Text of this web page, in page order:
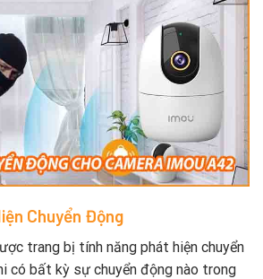
Chuyển Động
trang bị tính năng phát hiện chuyển
có bất kỳ sự chuyển động nào trong